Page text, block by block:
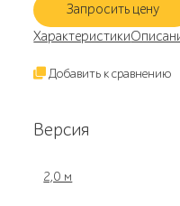
Запросить цену
Характеристики
Добавить к сравнению
Версия
2,0 м